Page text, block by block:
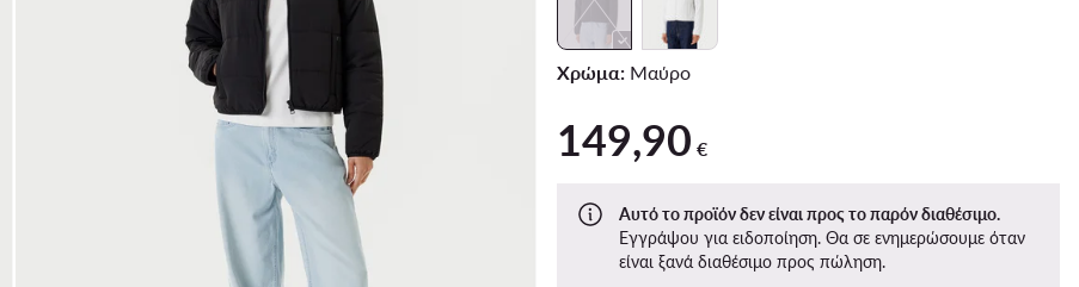
Χρώμα:Μαύρο
149,90 €
149,90 €
Αυτό το προϊόν δεν είναι προς το παρόν διαθέσιμο.
Εγγράψου για ειδοποίηση. Θα σε ενημερώσουμε όταν
είναι ξανά διαθέσιμο προς πώληση.